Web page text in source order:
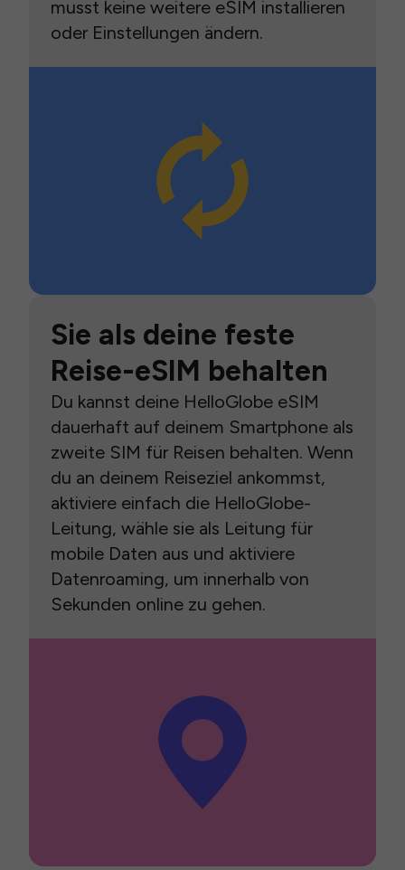
musst keine weitere eSIM installieren
oder Einstellungen ändern.
Sie als deine feste
Reise-eSIM behalten
Du kannst deine HelloGlobe eSIM
dauerhaft auf deinem Smartphone als
zweite SIM für Reisen behalten. Wenn
du an deinem Reiseziel ankommst,
aktiviere einfach die HelloGlobe-
Leitung, wähle sie als Leitung für
mobile Daten aus und aktiviere
Datenroaming, um innerhalb von
Sekunden online zu gehen.